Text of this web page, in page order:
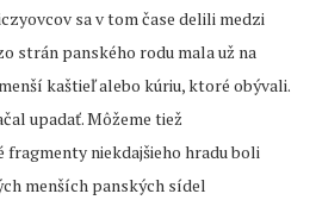
sa v tom čase delili medzi
strán panského rodu mala už na
kaštieľ alebo kúriu, ktoré obývali.
upadať. Môžeme tiež
fragmenty niekdajšieho hradu boli
menších panských sídel